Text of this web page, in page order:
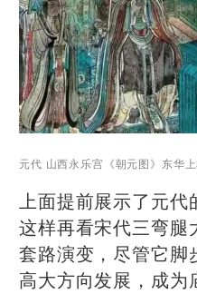
元代 山西永乐宫《朝元图》东华
上面提前展示了元代
这样再看宋代三弯腿
套路演变，尽管它脚
高大方向发展，成为